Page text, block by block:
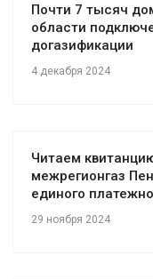
Почти 7 тысяч
области
догазификации
4 декабря 2024
Читаем
межрегионгаз
единого
29 ноября 2024